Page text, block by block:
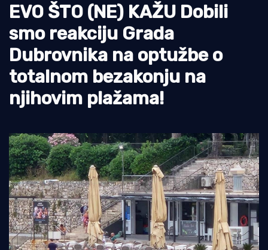
Tradicija i kultura
EVO ŠTO (NE) KAŽU Dobili
smo reakciju Grada
Dubrovnika na optužbe o
totalnom bezakonju na
njihovim plažama!